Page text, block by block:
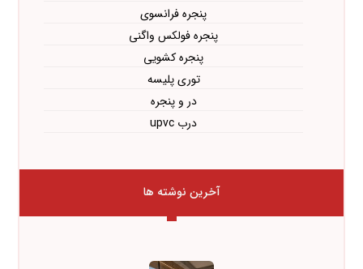
پنجره فرانسوی
پنجره فولکس واگنی
پنجره کشویی
توری پلیسه
در و پنجره
درب upvc
آخرین نوشته ها